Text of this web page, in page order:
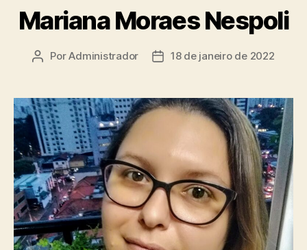
Mariana Moraes Nespoli
PorAdministrador 18 de janeiro de 2022